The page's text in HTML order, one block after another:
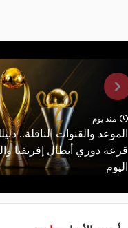
منذ يوم
الموعد والقنوات الناقلة..
قرعة دوري أبطال إفريقيا
اليوم